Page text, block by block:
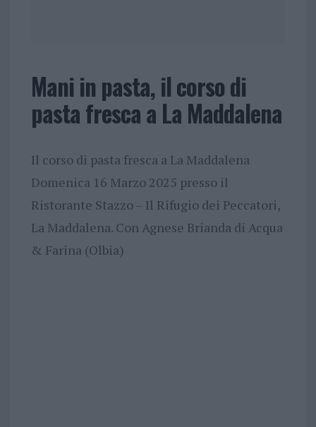
Mani in pasta, il corso di
pasta fresca a La Maddalena
Il corso di pasta fresca a La Maddalena
Domenica 16 Marzo 2025 presso il
Ristorante Stazzo – Il Rifugio dei Peccatori,
La Maddalena. Con Agnese Brianda di Acqua
& Farina (Olbia)